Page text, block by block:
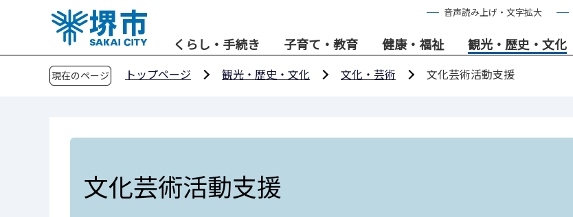
音声読み上げ・文字拡大
くらし・手続き 子育て・教育 健康・福祉 観光・歴史・文化
現在のページ トップページ 観光・歴史・文化 文化・芸術 文化芸術活動支援
文化芸術活動支援